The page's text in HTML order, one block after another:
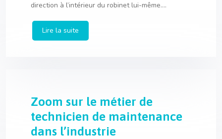
direction à l’intérieur du robinet lui-même….
Lire la suite
Zoom sur le métier de
technicien de maintenance
dans l’industrie